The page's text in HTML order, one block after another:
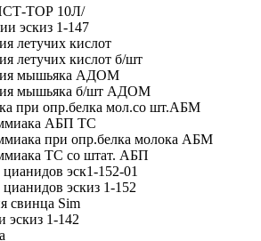
ТОР 10Л/
эскиз 1-147
летучих кислот
летучих кислот б/шт
мышьяка АДОМ
мышьяка б/шт АДОМ
при опр.белка мол.со шт.АБМ
АБП ТС
при опр.белка молока АБМ
ТС со штат. АБП
эск1-152-01
эскиз 1-152
свинца Sim
эскиз 1-142